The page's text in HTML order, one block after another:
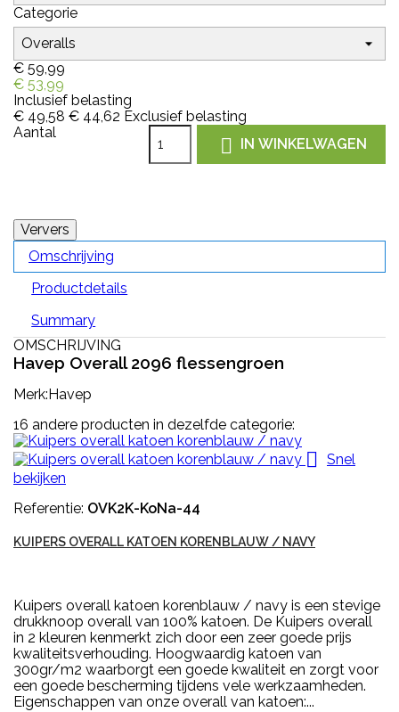
Categorie
€ 59,99
€ 53,99
Inclusief belasting
€ 49,58 € 44,62 Exclusief belasting
Aantal
 IN WINKELWAGEN
Omschrijving
Productdetails
Summary
OMSCHRIJVING
Havep Overall 2096 flessengroen
Merk:Havep
16 andere producten in dezelfde categorie:

Snel
bekijken
Referentie: OVK2K-KoNa-44
KUIPERS OVERALL KATOEN KORENBLAUW / NAVY
Kuipers overall katoen korenblauw / navy is een stevige
drukknoop overall van 100% katoen. De Kuipers overall
in 2 kleuren kenmerkt zich door een zeer goede prijs
kwaliteitsverhouding. Hoogwaardig katoen van
300gr/m2 waarborgt een goede kwaliteit en zorgt voor
een goede bescherming tijdens vele werkzaamheden.
Eigenschappen van onze overall van katoen:...